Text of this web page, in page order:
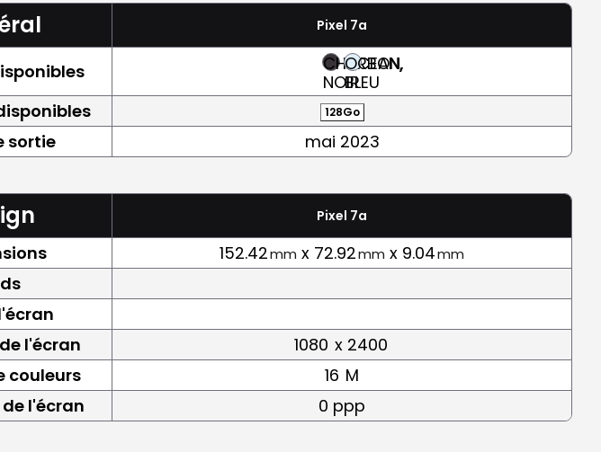
Pixel 7a
CHARBON,
NOIR
OCEAN,
BLEU
128Go
sortie mai 2023
Pixel 7a
152.42mm x 72.92mm x 9.04mm
l'écran 1080 x 2400
couleurs 16 M
l'écran 0 ppp